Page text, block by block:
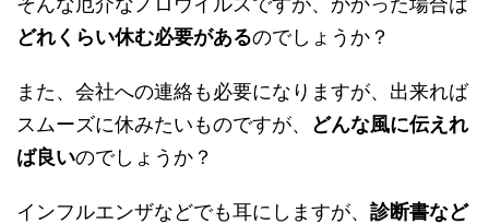
どれくらい休む必要があるのでしょうか？
また、会社への連絡も必要になりますが、出来れば
スムーズに休みたいものですが、 どんな風に伝えれ
ば良いのでしょうか？
インフルエンザなどでも耳にしますが、 診断書など